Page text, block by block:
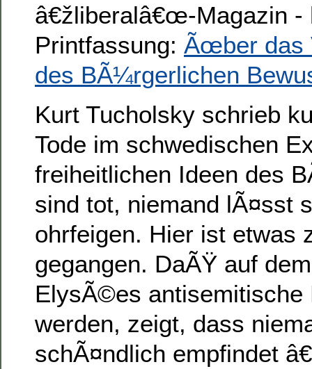
â€žliberalâ€œ-Magazin -
Printfassung: Ãœber das
des BÃ¼rgerlichen
Kurt Tucholsky schrieb
Tode im schwedischen
freiheitlichen Ideen des
sind tot, niemand lÃ¤sst
ohrfeigen. Hier ist etwas
gegangen. DaÃŸ auf
ElysÃ©es antisemitische
werden, zeigt, dass
schÃ¤ndlich empfindet